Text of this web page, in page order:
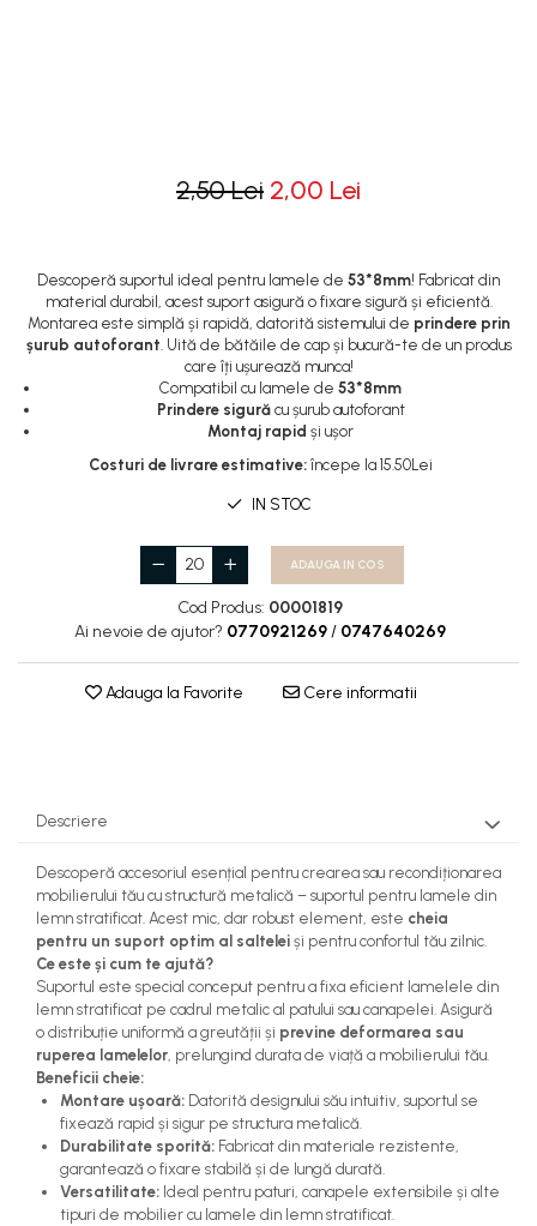
2,50 Lei 2,00 Lei
Descoperă suportul ideal pentru lamele de 53*8mm! Fabricat din
material durabil, acest suport asigură o fixare sigură și eficientă.
Montarea este simplă și rapidă, datorită sistemului de prindere prin
șurub autoforant. Uită de bătăile de cap și bucură-te de un produs
care îți ușurează munca!
Compatibil cu lamele de 53*8mm
Prindere sigurăcu șurub autoforant
Montaj rapid și ușor
Costuri de livrare estimative: începe la 15.50Lei
IN STOC
ADAUGA IN COS
Cod Produs: 00001819
Ai nevoie de ajutor? 0770921269 / 0747640269
Adauga la Favorite Cere informatii
Descriere
Descoperă accesoriul esențial pentru crearea sau recondiționarea
mobilierului tău cu structură metalică – suportul pentru lamele din
lemn stratificat. Acest mic, dar robust element, este cheia
pentru un suport optim al saltelei și pentru confortul tău zilnic.
Ce este și cum te ajută?
Suportul este special conceput pentru a fixa eficient lamelele din
lemn stratificat pe cadrul metalic al patului sau canapelei. Asigură
o distribuție uniformă a greutății și previne deformarea sau
ruperea lamelelor, prelungind durata de viață a mobilierului tău.
Beneficii cheie:
Montare ușoară: Datorită designului său intuitiv, suportul se
fixează rapid și sigur pe structura metalică.
Durabilitate sporită: Fabricat din materiale rezistente,
garantează o fixare stabilă și de lungă durată.
Versatilitate: Ideal pentru paturi, canapele extensibile și alte
tipuri de mobilier cu lamele din lemn stratificat.